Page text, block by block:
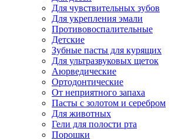
Для чувствительных зубов
Для укрепления эмали
Противовоспалительные
Детские
Зубные пасты для курящих
Для ультразвуковых щеток
Аюрведические
Ортодонтические
От неприятного запаха
Пасты с золотом и серебром
Для животных
Гели для полости рта
Порошки